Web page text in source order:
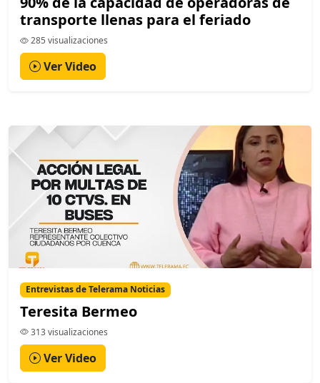
transporte llenas para el feriado
285 visualizaciones
Ver Video
Entrevistas de Telerama Noticias
Teresita Bermeo
313 visualizaciones
Ver Video